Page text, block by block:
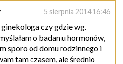
5 sierpnia 2014 16:46
czy gdzie wg.
o badaniu hormonów,
sporo od domu rodzinnego i
tam czasem, ale średnio